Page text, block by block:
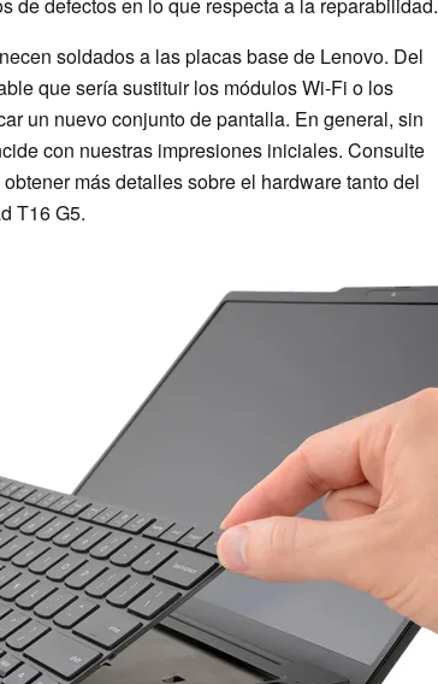
soldados a las placas base de Lenovo. Del
que sería sustituir los módulos Wi-Fi o los
un nuevo conjunto de pantalla. En general, sin
con nuestras impresiones iniciales. Consulte
más detalles sobre el hardware tanto del
T16 G5.